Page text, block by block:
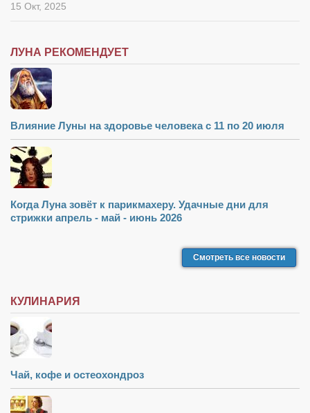
15 Окт, 2025
ЛУНА РЕКОМЕНДУЕТ
Влияние Луны на здоровье человека с 11 по 20 июля
Когда Луна зовёт к парикмахеру. Удачные дни для
стрижки апрель - май - июнь 2026
Смотреть все новости
КУЛИНАРИЯ
Чай, кофе и остеохондроз